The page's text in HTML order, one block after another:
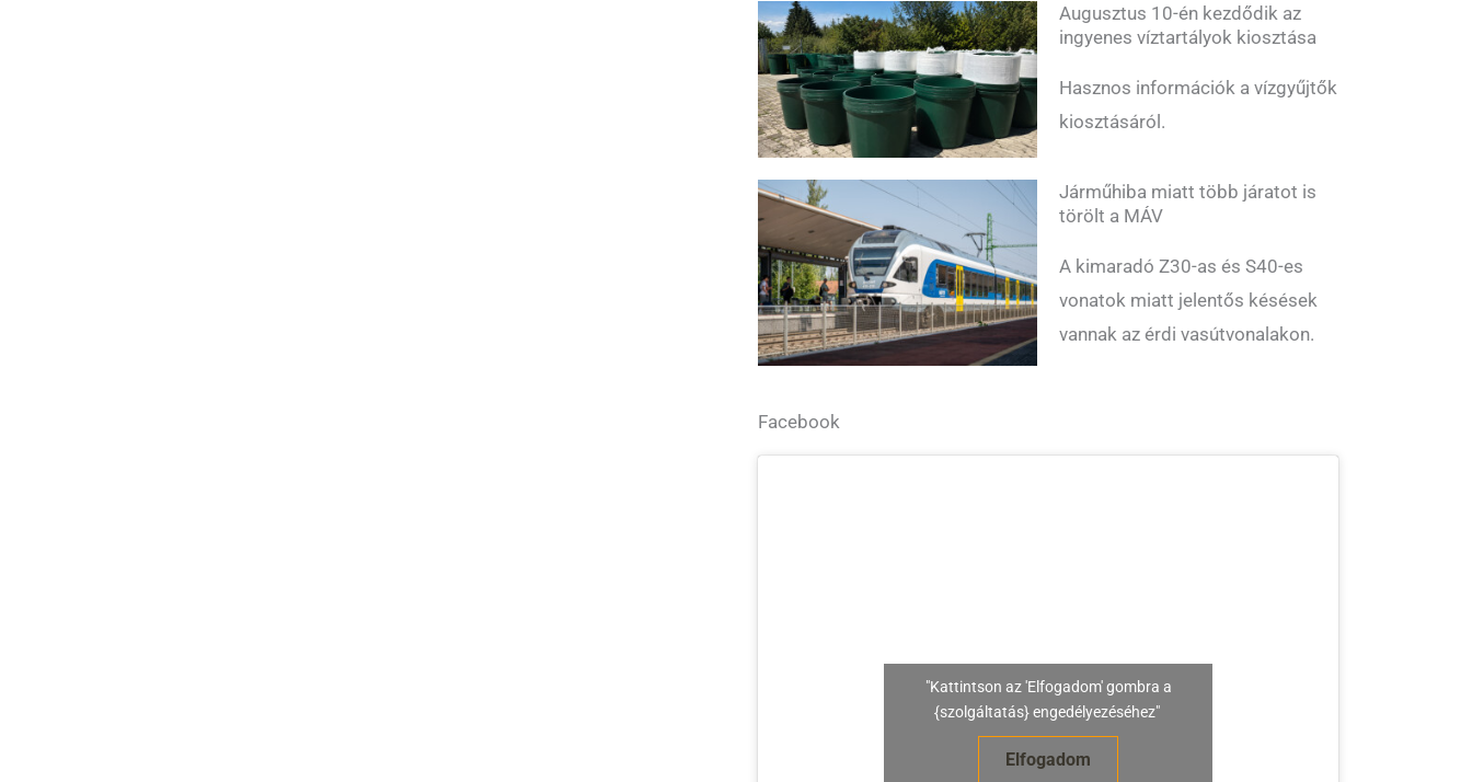
Augusztus 10-én kezdődik az
ingyenes víztartályok kiosztása
Hasznos információk a vízgyűjtők
kiosztásáról.
Járműhiba miatt több járatot is
törölt a MÁV
A kimaradó Z30-as és S40-es
vonatok miatt jelentős késések
vannak az érdi vasútvonalakon.
Facebook
"Kattintson az 'Elfogadom' gombra a
{szolgáltatás} engedélyezéséhez"
Elfogadom